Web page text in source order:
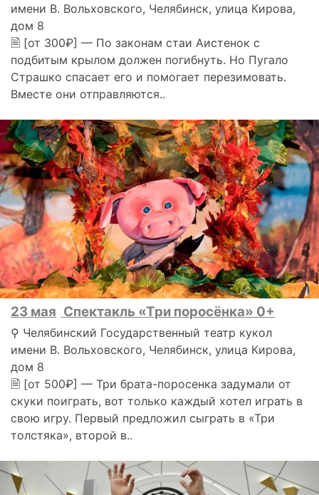
имени В. Вольховского, Челябинск, улица Кирова,
дом 8
🗎 [от 300₽] — По законам стаи Аистенок с
подбитым крылом должен погибнуть. Но Пугало
Страшко спасает его и помогает перезимовать.
Вместе они отправляются..
23 мая Спектакль «Три поросёнка» 0+
⚲ Челябинский Государственный театр кукол
имени В. Вольховского, Челябинск, улица Кирова,
дом 8
🗎 [от 500₽] — Три брата-поросенка задумали от
скуки поиграть, вот только каждый хотел играть в
свою игру. Первый предложил сыграть в «Три
толстяка», второй в..